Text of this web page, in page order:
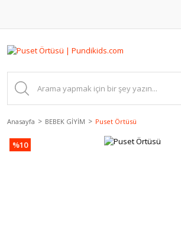
Anasayfa BEBEK GİYİM Puset Örtüsü
%10